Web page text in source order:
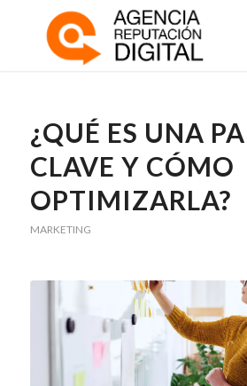
¿QUÉ ES UNA
CLAVE Y CÓMO
OPTIMIZARLA?
MARKETING